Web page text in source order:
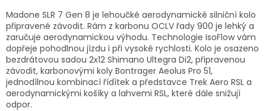
Madone SLR 7 Gen 8 je lehoučké aerodynamické silniční kolo
připravené závodit. Rám z karbonu OCLV řady 900 je lehký a
zaručuje aerodynamickou výhodu. Technologie IsoFlow vám
dopřeje pohodlnou jízdu i při vysoké rychlosti. Kolo je osazeno
bezdrátovou sadou 2x12 Shimano Ultegra Di2, připravenou
závodit, karbonovými koly Bontrager Aeolus Pro 51,
jednodílnou kombinací řídítek a představce Trek Aero RSL a
aerodynamickými košíky a lahvemi RSL, které dále snižují
odpor.